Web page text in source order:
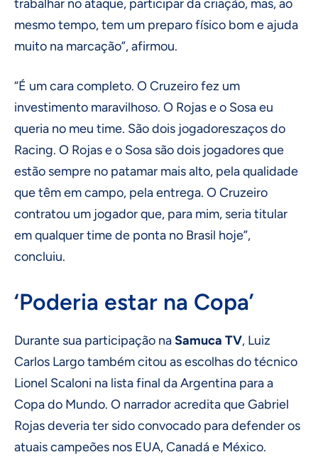
trabalhar no ataque, participar da criação, mas, ao
mesmo tempo, tem um preparo físico bom e ajuda
muito na marcação”, afirmou.
“É um cara completo. O Cruzeiro fez um
investimento maravilhoso. O Rojas e o Sosa eu
queria no meu time. São dois jogadoreszaços do
Racing. O Rojas e o Sosa são dois jogadores que
estão sempre no patamar mais alto, pela qualidade
que têm em campo, pela entrega. O Cruzeiro
contratou um jogador que, para mim, seria titular
em qualquer time de ponta no Brasil hoje”,
concluiu.
‘Poderia estar na Copa’
Durante sua participação naSamuca TV, Luiz
Carlos Largo também citou as escolhas do técnico
Lionel Scaloni na lista final da Argentina para a
Copa do Mundo. O narrador acredita que Gabriel
Rojas deveria ter sido convocado para defender os
atuais campeões nos EUA, Canadá e México.